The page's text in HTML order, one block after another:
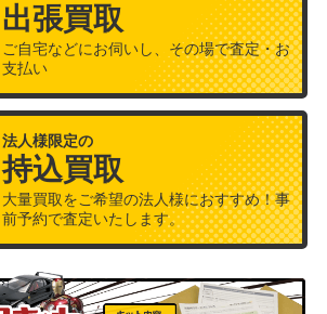
出張買取
ご自宅などにお伺いし、その場で査定・お
支払い
法人様限定の
持込買取
大量買取をご希望の法人様におすすめ！事
前予約で査定いたします。